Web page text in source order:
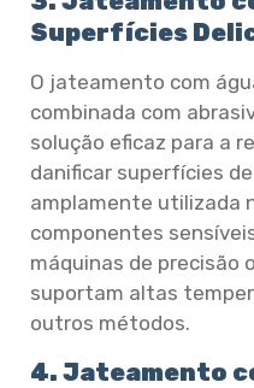
Superfícies
O jateamento com
combinada com
solução eficaz para a
danificar superfícies
amplamente utilizada
componentes
máquinas de precisão
suportam altas
outros métodos.
4. Jateamento